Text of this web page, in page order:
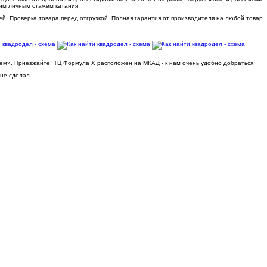
личным стажем катания.
товара перед отгрузкой. Полная гарантия от производителя на любой товар.
Приезжайте! ТЦ Формула Х расположен на МКАД - к нам очень удобно добраться.
сделал.